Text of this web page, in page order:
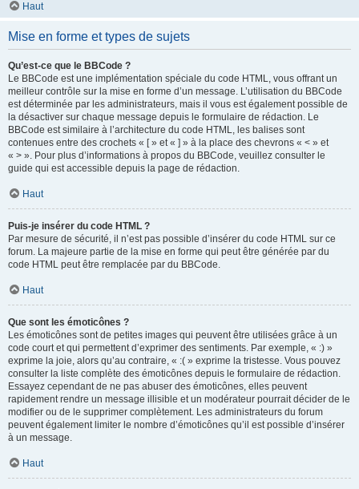
Haut
Mise en forme et types de sujets
Qu’est-ce que le BBCode ?
Le BBCode est une implémentation spéciale du code HTML, vous offrant un
meilleur contrôle sur la mise en forme d’un message. L’utilisation du BBCode
est déterminée par les administrateurs, mais il vous est également possible de
la désactiver sur chaque message depuis le formulaire de rédaction. Le
BBCode est similaire à l’architecture du code HTML, les balises sont
contenues entre des crochets « [ » et « ] » à la place des chevrons « < » et
« > ». Pour plus d’informations à propos du BBCode, veuillez consulter le
guide qui est accessible depuis la page de rédaction.
Haut
Puis-je insérer du code HTML ?
Par mesure de sécurité, il n’est pas possible d’insérer du code HTML sur ce
forum. La majeure partie de la mise en forme qui peut être générée par du
code HTML peut être remplacée par du BBCode.
Haut
Que sont les émoticônes ?
Les émoticônes sont de petites images qui peuvent être utilisées grâce à un
code court et qui permettent d’exprimer des sentiments. Par exemple, « :) »
exprime la joie, alors qu’au contraire, « :( » exprime la tristesse. Vous pouvez
consulter la liste complète des émoticônes depuis le formulaire de rédaction.
Essayez cependant de ne pas abuser des émoticônes, elles peuvent
rapidement rendre un message illisible et un modérateur pourrait décider de le
modifier ou de le supprimer complètement. Les administrateurs du forum
peuvent également limiter le nombre d’émoticônes qu’il est possible d’insérer
à un message.
Haut